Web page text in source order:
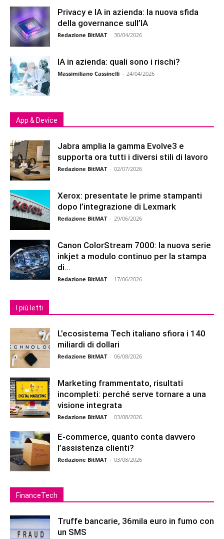
Privacy e IA in azienda: la nuova sfida
della governance sull’IA
Redazione BitMAT - 30/04/2026
IA in azienda: quali sono i rischi?
Massimiliano Cassinelli - 24/04/2026
App & Device
Jabra amplia la gamma Evolve3 e
supporta ora tutti i diversi stili di lavoro
Redazione BitMAT - 02/07/2026
Xerox: presentate le prime stampanti
dopo l’integrazione di Lexmark
Redazione BitMAT - 29/06/2026
Canon ColorStream 7000: la nuova serie
inkjet a modulo continuo per la stampa
di...
Redazione BitMAT - 17/06/2026
I più letti
L’ecosistema Tech italiano sfiora i 140
miliardi di dollari
Redazione BitMAT - 06/08/2026
Marketing frammentato, risultati
incompleti: perché serve tornare a una
visione integrata
Redazione BitMAT - 03/08/2026
E-commerce, quanto conta davvero
l’assistenza clienti?
Redazione BitMAT - 03/08/2026
FinanceTech
Truffe bancarie, 36mila euro in fumo con
un SMS